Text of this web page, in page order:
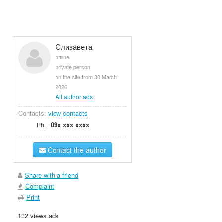
Єлизавета
offline
private person
on the site from 30 March
2026
All author ads
Contacts: view contacts
Ph. 09x xxx xxxx
Contact the author
Share with a friend
Complaint
Print
132 views ads